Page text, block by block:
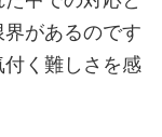
があるのです
く難しさを感